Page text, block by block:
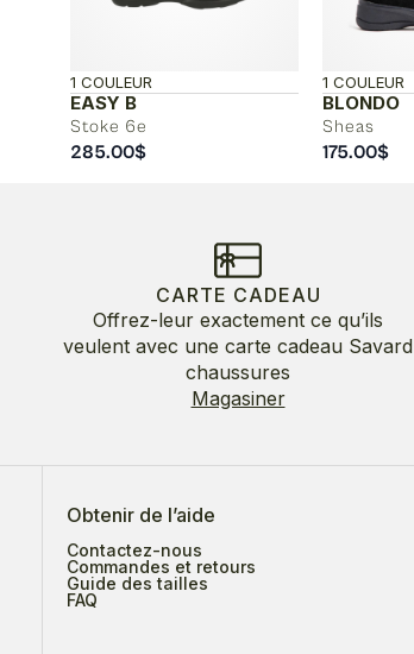
EASY B
Stoke 6e
1 COULEUR
285.00$
BLONDO
Sheas
1 COULEUR
175.00$
CARTE CADEAU
Offrez-leur exactement ce qu’ils
veulent avec une carte cadeau Savard
chaussures
Magasiner
Obtenir de l’aide
Contactez-nous
Commandes et retours
Guide des tailles
FAQ